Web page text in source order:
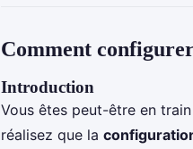
Comment
Introduction
Vous êtes peut-être en
réalisez que la